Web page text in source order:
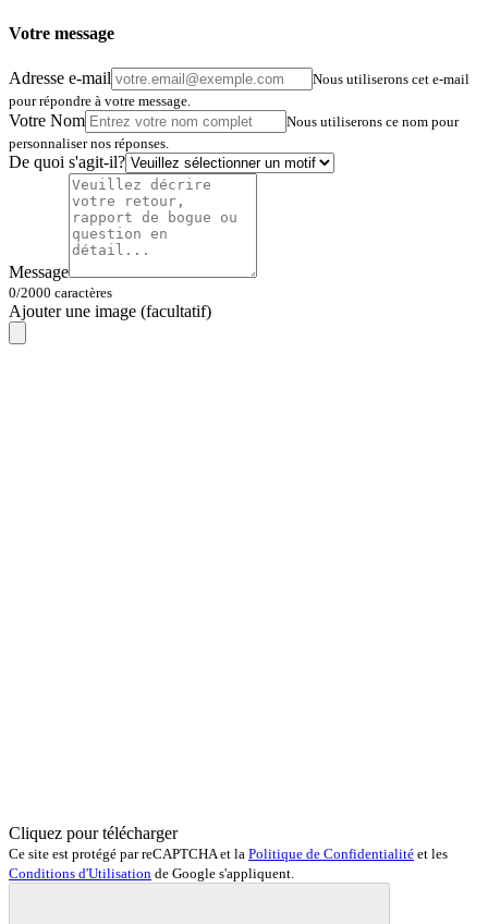
Votre message
Adresse e-mail
Nous utiliserons cet e-mail
pour répondre à votre message.
Votre Nom
Nous utiliserons ce nom pour
personnaliser nos réponses.
De quoi s'agit-il?
Message
0/2000 caractères
Ajouter une image (facultatif)
Cliquez pour télécharger
Ce site est protégé par reCAPTCHA et la Politique de Confidentialité et les
Conditions d'Utilisation de Google s'appliquent.